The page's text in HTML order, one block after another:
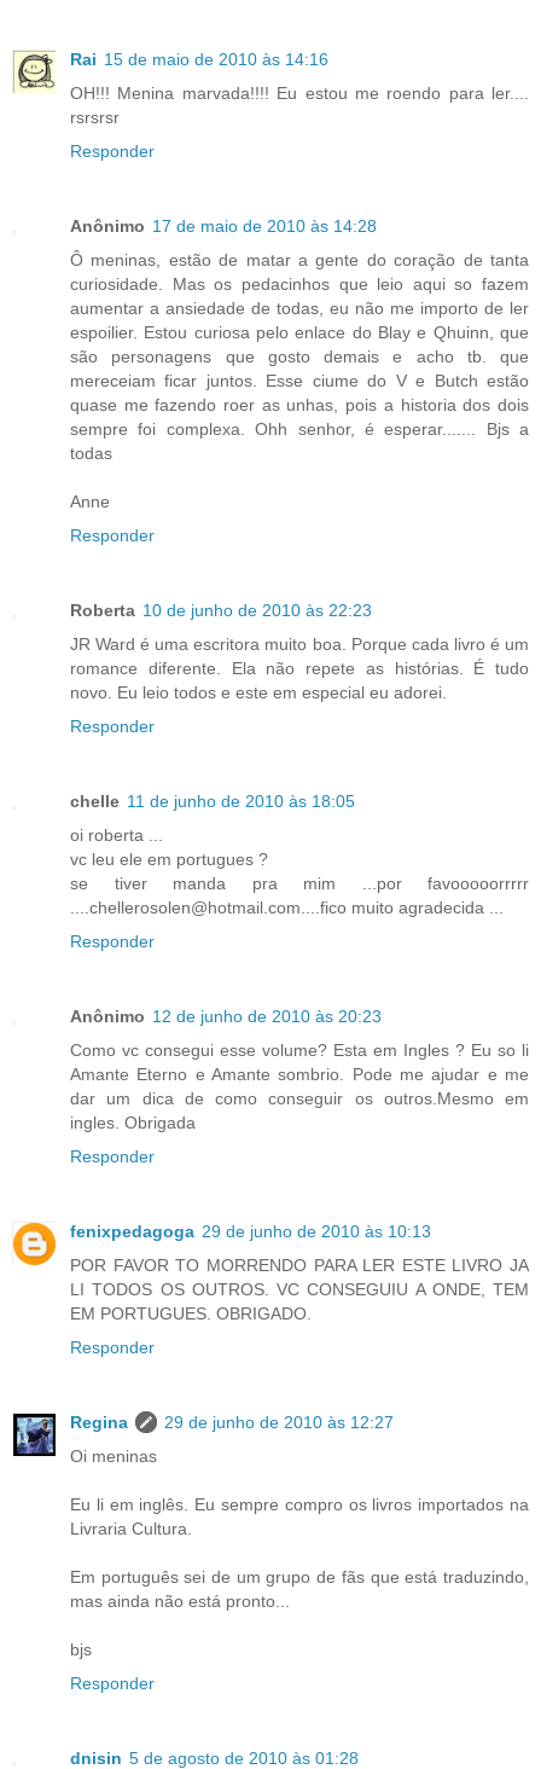
Rai 15 de maio de 2010 às 14:16
OH!!! Menina marvada!!!! Eu estou me roendo para ler....
rsrsrsr
Responder
Anônimo 17 de maio de 2010 às 14:28
Ô meninas, estão de matar a gente do coração de tanta
curiosidade. Mas os pedacinhos que leio aqui so fazem
aumentar a ansiedade de todas, eu não me importo de ler
espoilier. Estou curiosa pelo enlace do Blay e Qhuinn, que
são personagens que gosto demais e acho tb. que
mereceiam ficar juntos. Esse ciume do V e Butch estão
quase me fazendo roer as unhas, pois a historia dos dois
sempre foi complexa. Ohh senhor, é esperar....... Bjs a
todas
Anne
Responder
Roberta 10 de junho de 2010 às 22:23
JR Ward é uma escritora muito boa. Porque cada livro é um
romance diferente. Ela não repete as histórias. É tudo
novo. Eu leio todos e este em especial eu adorei.
Responder
chelle 11 de junho de 2010 às 18:05
oi roberta ...
vc leu ele em portugues ?
se tiver manda pra mim ...por favooooorrrrr
....chellerosolen@hotmail.com....fico muito agradecida ...
Responder
Anônimo 12 de junho de 2010 às 20:23
Como vc consegui esse volume? Esta em Ingles ? Eu so li
Amante Eterno e Amante sombrio. Pode me ajudar e me
dar um dica de como conseguir os outros.Mesmo em
ingles. Obrigada
Responder
fenixpedagoga 29 de junho de 2010 às 10:13
POR FAVOR TO MORRENDO PARA LER ESTE LIVRO JA
LI TODOS OS OUTROS. VC CONSEGUIU A ONDE, TEM
EM PORTUGUES. OBRIGADO.
Responder
Regina
29 de junho de 2010 às 12:27
Oi meninas
Eu li em inglês. Eu sempre compro os livros importados na
Livraria Cultura.
Em português sei de um grupo de fãs que está traduzindo,
mas ainda não está pronto...
bjs
Responder
dnisin 5 de agosto de 2010 às 01:28